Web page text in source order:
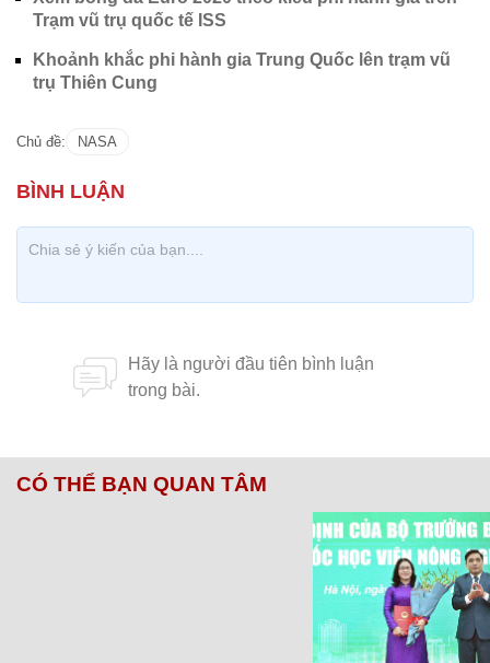
Trạm vũ trụ quốc tế ISS
Khoảnh khắc phi hành gia Trung Quốc lên trạm vũ
trụ Thiên Cung
Chủ đề: NASA
CÓ THỂ BẠN QUAN TÂM